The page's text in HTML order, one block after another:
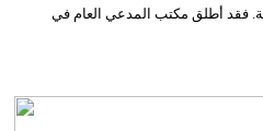
فقد أطلق مكتب المدعي العام في